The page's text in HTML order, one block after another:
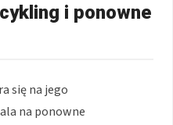
i ponowne
się na jego
na ponowne